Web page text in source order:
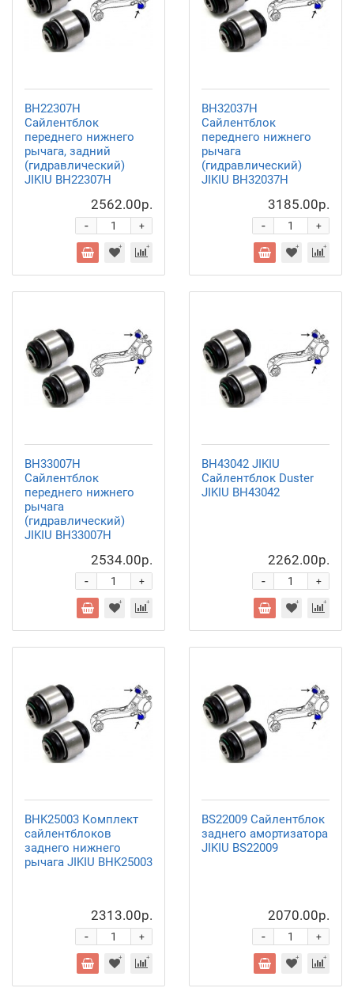
BH22307H
Сайлентблок
переднего нижнего
рычага, задний
(гидравлический)
JIKIU BH22307H
2562.00р.
+
-
BH32037H
Сайлентблок
переднего нижнего
рычага
(гидравлический)
JIKIU BH32037H
3185.00р.
+
-
BH33007H
Сайлентблок
переднего нижнего
рычага
(гидравлический)
JIKIU BH33007H
2534.00р.
+
-
BH43042 JIKIU
Сайлентблок Duster
JIKIU BH43042
2262.00р.
+
-
BHK25003 Комплект
сайлентблоков
заднего нижнего
рычага JIKIU BHK25003
2313.00р.
+
-
BS22009 Сайлентблок
заднего амортизатора
JIKIU BS22009
2070.00р.
+
-